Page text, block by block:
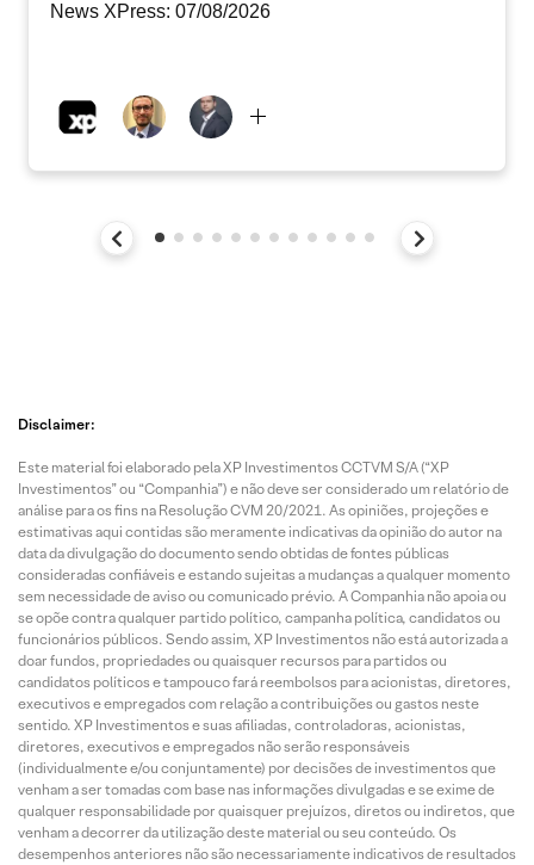
News XPress: 07/08/2026
Disclaimer:
Este material foi elaborado pela XP Investimentos CCTVM S/A (“XP
Investimentos” ou “Companhia”) e não deve ser considerado um relatório de
análise para os fins na Resolução CVM 20/2021. As opiniões, projeções e
estimativas aqui contidas são meramente indicativas da opinião do autor na
data da divulgação do documento sendo obtidas de fontes públicas
consideradas confiáveis e estando sujeitas a mudanças a qualquer momento
sem necessidade de aviso ou comunicado prévio. A Companhia não apoia ou
se opõe contra qualquer partido político, campanha política, candidatos ou
funcionários públicos. Sendo assim, XP Investimentos não está autorizada a
doar fundos, propriedades ou quaisquer recursos para partidos ou
candidatos políticos e tampouco fará reembolsos para acionistas, diretores,
executivos e empregados com relação a contribuições ou gastos neste
sentido. XP Investimentos e suas afiliadas, controladoras, acionistas,
diretores, executivos e empregados não serão responsáveis
(individualmente e/ou conjuntamente) por decisões de investimentos que
venham a ser tomadas com base nas informações divulgadas e se exime de
qualquer responsabilidade por quaisquer prejuízos, diretos ou indiretos, que
venham a decorrer da utilização deste material ou seu conteúdo. Os
desempenhos anteriores não são necessariamente indicativos de resultados